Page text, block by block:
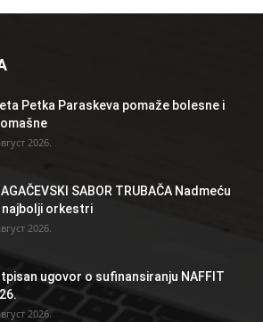
Petka Paraskeva pomaže bolesne i
2026.
SABOR TRUBAČA Nadmeću
najbolji orkestri
2026.
ugovor o sufinansiranju NAFFIT
2026.